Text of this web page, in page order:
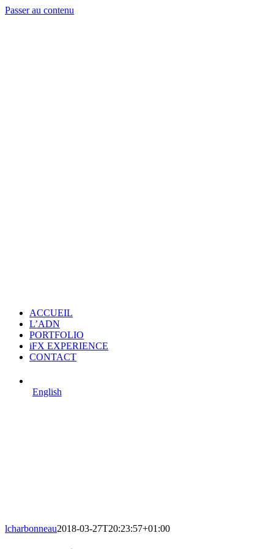
Passer au contenu
ACCUEIL
L’ADN
PORTFOLIO
iFX EXPERIENCE
CONTACT
English
lcharbonneau2018-03-27T20:23:57+01:00